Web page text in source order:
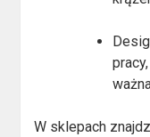
W sklepach